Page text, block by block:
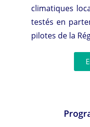
climatiques
testés en
pilotes de la